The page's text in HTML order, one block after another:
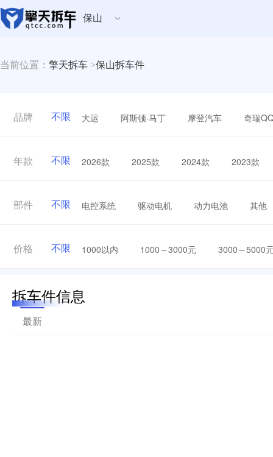
保山
当前位置： 擎天拆车 >保山拆车件
品牌 不限 大运 阿斯顿·马丁 摩登汽车 奇瑞
年款 不限 2026款 2025款 2024款 2023款
部件 不限 电控系统 驱动电机 动力电池 其他
价格 不限 1000以内 1000～3000元 3000～5000
拆车件信息
最新